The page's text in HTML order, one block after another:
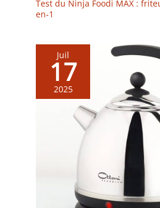
Test du Ninja Foodi MAX :
en-1
Juil
17
2025